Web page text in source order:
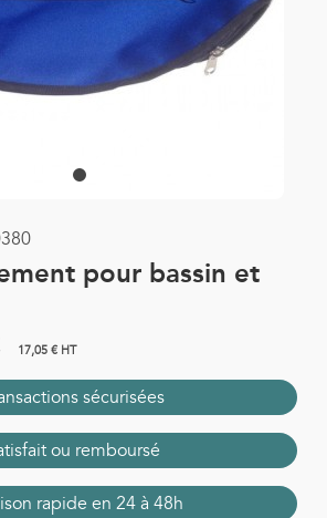
pour bassin et
17,05 € HT
sécurisées
ou remboursé
rapide en 24 à 48h